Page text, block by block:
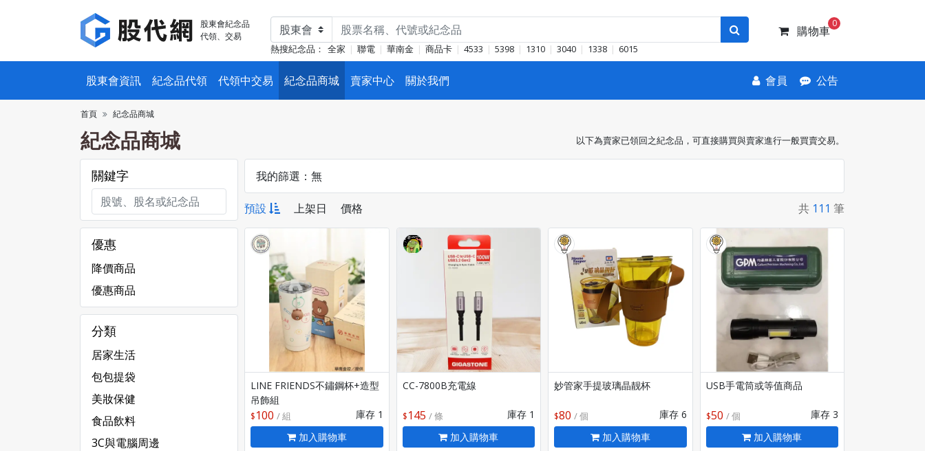
股東會紀念品
代領、交易
熱搜紀念品： 全家 聯電 華南金 商品卡 4533 5398 1310 3040 1338 6015
購物車
0
股東會資訊 紀念品代領 代領中交易 紀念品商城 賣家中心 關於我們 會員 公告
首頁 紀念品商城
紀念品商城 以下為賣家已領回之紀念品，可直接購買與賣家進行一般買賣交易。
關鍵字
優惠
降價商品
優惠商品
分類
居家生活
包包提袋
美妝保健
食品飲料
3C與電腦周邊
我的篩選： 無
預設 上架日 價格 共 111 筆
LINE FRIENDS不鏽鋼杯+造型
吊飾組
100 / 組
庫存 1
加入購物車
CC-7800B充電線
145 / 條
庫存 1
加入購物車
妙管家手提玻璃晶靓杯
80 / 個
庫存 6
加入購物車
USB手電筒或等值商品
50 / 個
庫存 3
加入購物車